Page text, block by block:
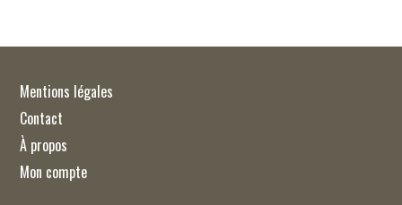
Mentions légales
Contact
À propos
Mon compte